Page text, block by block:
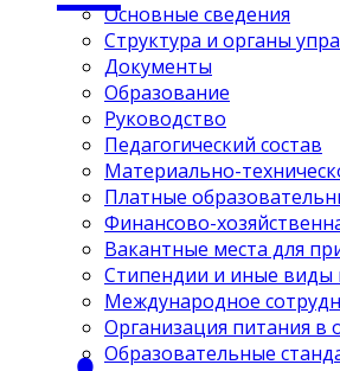
Основные сведения
Структура и органы
Документы
Образование
Руководство
Педагогический состав
Материально-
Платные
Финансово-
Вакантные места для
Стипендии и иные
Международное
Организация питания в
Образовательные